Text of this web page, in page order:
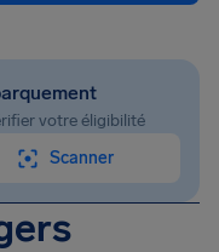
votre éligibilité
Scanner